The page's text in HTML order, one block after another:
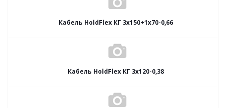
Кабель HoldFlex КГ 3x150+1x70-0,66
Кабель HoldFlex КГ 3x120-0,38